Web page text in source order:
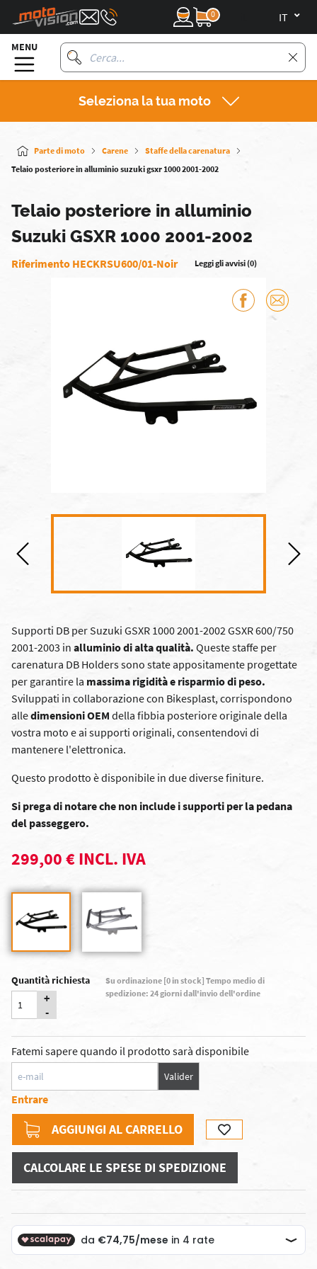
0
MENU
Seleziona la tua moto
Parte di moto Carene
Staffe della carenatura
Telaio posteriore in alluminio suzuki gsxr 1000 2001-2002
Telaio posteriore in alluminio
Suzuki GSXR 1000 2001-2002
Riferimento HECKRSU600/01-Noir Leggi gli avvisi (0)
Supporti DB per Suzuki GSXR 1000 2001-2002 GSXR 600/750
2001-2003 in alluminio di alta qualità. Queste staffe per
carenatura DB Holders sono state appositamente progettate
per garantire la massima rigidità e risparmio di peso.
Sviluppati in collaborazione con Bikesplast, corrispondono
alledimensioni OEM della fibbia posteriore originale della
vostra moto e ai supporti originali, consentendovi di
mantenere l'elettronica.
Questo prodotto è disponibile in due diverse finiture.
Si prega di notare che non include i supporti per la pedana
del passeggero.
299,00 € INCL. IVA
Quantità richiesta
+
-
Su ordinazione [0 in stock] Tempo medio di
spedizione: 24 giorni dall'invio dell'ordine
Fatemi sapere quando il prodotto sarà disponibile
Valider
Entrare
AGGIUNGI AL CARRELLO
CALCOLARE LE SPESE DI SPEDIZIONE